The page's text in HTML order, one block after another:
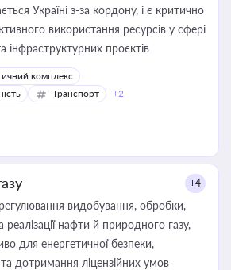
Україні з-за кордону, і є критично
використання ресурсів у сфері
інфраструктурних проєктів
комплекс
Транспорт +2
+4
видобування, обробки,
нафти й природного газу,
для енергетичної безпеки,
та дотримання ліцензійних умов